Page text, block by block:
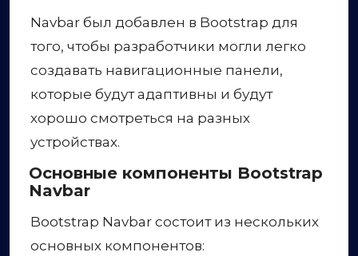
Navbar был добавлен в Bootstrap для
того, чтобы разработчики могли легко
создавать навигационные панели,
которые будут адаптивны и будут
хорошо смотреться на разных
устройствах.
Основные компоненты Bootstrap
Navbar
Bootstrap Navbar состоит из нескольких
основных компонентов: